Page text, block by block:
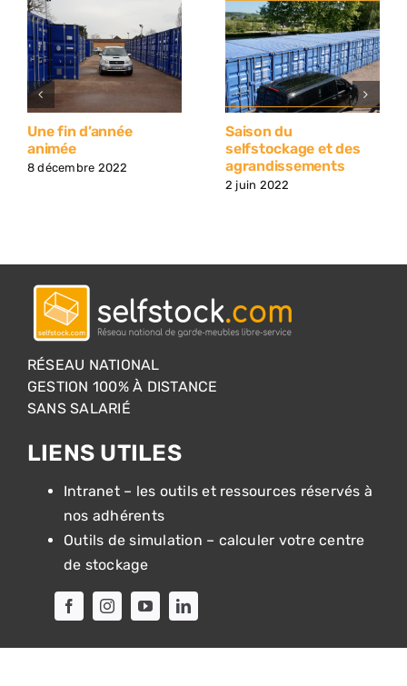
Une fin d’année
animée
8 décembre 2022
Saison du
selfstockage et des
agrandissements
2 juin 2022
RÉSEAU NATIONAL
GESTION 100% À DISTANCE
SANS SALARIÉ
LIENS UTILES
Intranet – les outils et ressources réservés à
nos adhérents
Outils de simulation – calculer votre centre
de stockage